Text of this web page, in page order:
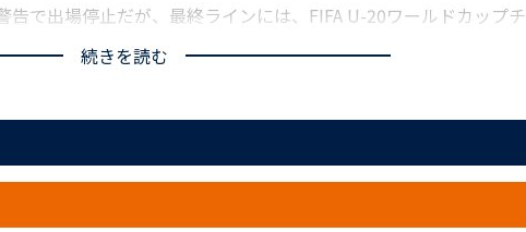
で出場停止だが、最終ラインには、FIFA U-20ワールドカップチ
。気温25度の、10月半ばとは思えない暖かさでキックオフを迎え
攻撃に対する守備がやや後手に回った。茂木が「監督が代わっ
立ち位置が違うので、ズレながら追わなければいけない難しさは
クで相手の攻撃を食い止めるのが自陣になり、得意のショートカ
続きを読む